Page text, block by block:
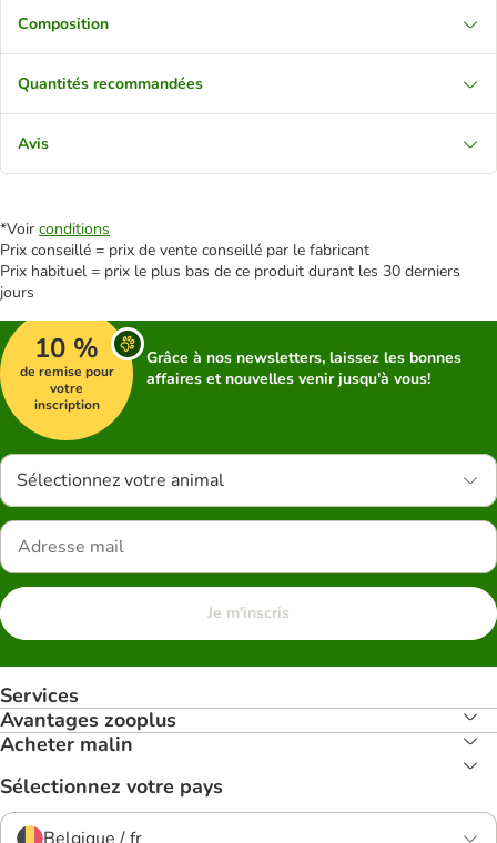
Composition
Quantités recommandées
Avis
*Voir conditions
Prix conseillé = prix de vente conseillé par le fabricant
Prix habituel = prix le plus bas de ce produit durant les 30 derniers
jours
10 %
de remise pour
votre
inscription
Grâce à nos newsletters, laissez les bonnes
affaires et nouvelles venir jusqu'à vous!
Sélectionnez votre animal
Je m'inscris
Services
Avantages zooplus
Acheter malin
Sélectionnez votre pays